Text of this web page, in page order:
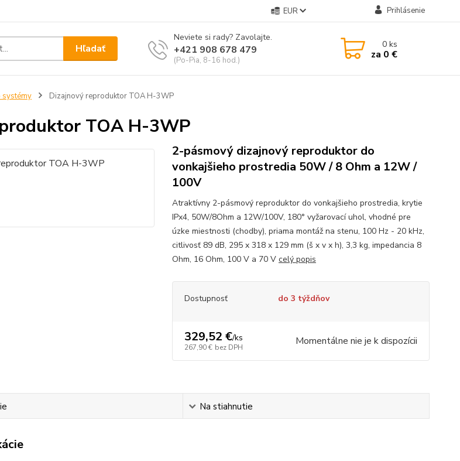
EUR Prihlásenie
Hľadať
Neviete si rady? Zavolajte.
+421 908 678 479
(Po-Pia, 8-16 hod.)
0ks
za 0 €
systémy Dizajnový reproduktor TOA H-3WP
TOA H-3WP
2-pásmový dizajnový reproduktor do
vonkajšieho prostredia 50W / 8 Ohm a 12W /
100V
Atraktívny 2-pásmový reproduktor do vonkajšieho prostredia, krytie
IPx4, 50W/8Ohm a 12W/100V, 180° vyžarovací uhol, vhodné pre
úzke miestnosti (chodby), priama montáž na stenu, 100 Hz - 20 kHz,
citlivosť 89 dB, 295 x 318 x 129 mm (š x v x h), 3,3 kg, impedancia 8
Ohm, 16 Ohm, 100 V a 70 V celý popis
Dostupnosť do 3 týždňov
329,52 €/ks
267,90 € bez DPH Momentálne nie je k dispozícii
Na stiahnutie